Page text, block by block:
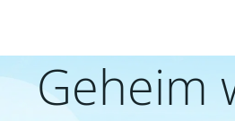
Geheim